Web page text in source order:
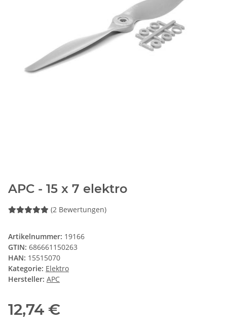
APC - 15 x 7 elektro
(2 Bewertungen)
Artikelnummer: 19166
GTIN: 686661150263
HAN: 15515070
Kategorie: Elektro
Hersteller: APC
12,74 €